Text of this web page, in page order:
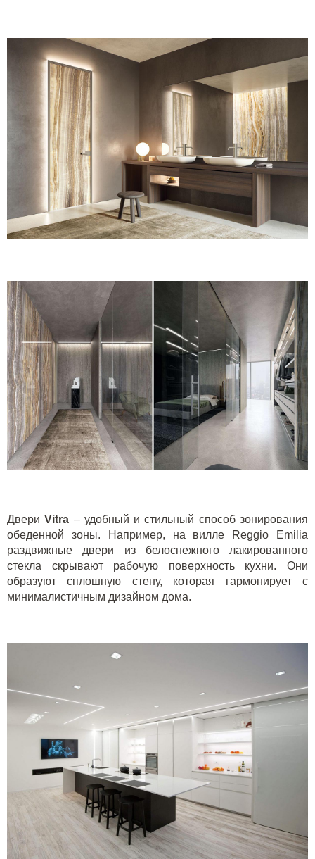
ДвериVitra – удобный и стильный способ зонирования
обеденной зоны. Например, на вилле Reggio
Emilia
раздвижные двери из белоснежного лакированного
стекла скрывают рабочую поверхность кухни. Они
образуют сплошную стену, которая гармонирует с
минималистичным дизайном дома.